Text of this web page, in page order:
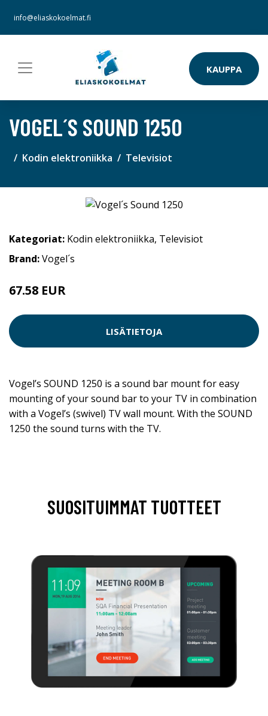
info@eliaskokoelmat.fi
KAUPPA
VOGEL´S SOUND 1250
Kodin elektroniikka Televisiot
Kategoriat: Kodin elektroniikka, Televisiot
Brand:Vogel´s
67.58 EUR
LISÄTIETOJA
Vogel’s SOUND 1250 is a sound bar mount for easy
mounting of your sound bar to your TV in combination
with a Vogel’s (swivel) TV wall mount. With the SOUND
1250 the sound turns with the TV.
SUOSITUIMMAT TUOTTEET